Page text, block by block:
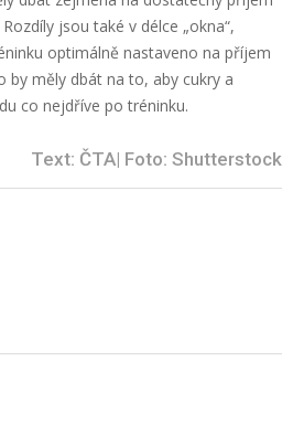
jsou také v délce „okna“,
optimálně nastaveno na příjem
by měly dbát na to, aby cukry a
co nejdříve po tréninku.
Text: ČTA| Foto: Shutterstock